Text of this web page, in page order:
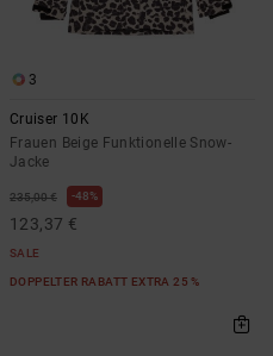
3
Cruiser 10K
Frauen Beige Funktionelle Snow-
Jacke
235,00 € 48%
123,37 €
SALE
DOPPELTER RABATT EXTRA 25 %